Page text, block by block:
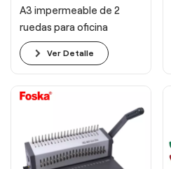
A3 impermeable de 2
ruedas para oficina
Ver Detalle